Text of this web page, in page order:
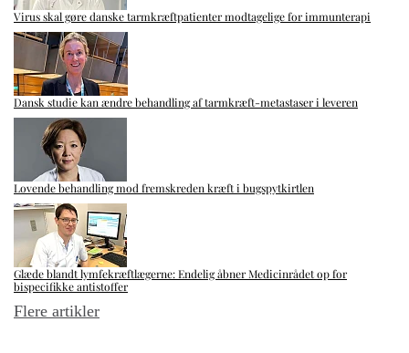
Virus skal gøre danske tarmkræftpatienter modtagelige for immunterapi
Dansk studie kan ændre behandling af tarmkræft-metastaser i leveren
Lovende behandling mod fremskreden kræft i bugspytkirtlen
Glæde blandt lymfekræftlægerne: Endelig åbner Medicinrådet op for
bispecifikke antistoffer
Flere artikler